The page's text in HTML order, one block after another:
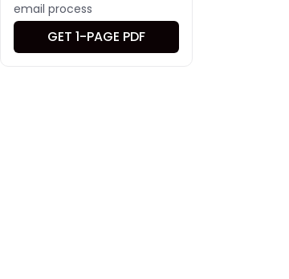
email process
GET 1-PAGE PDF